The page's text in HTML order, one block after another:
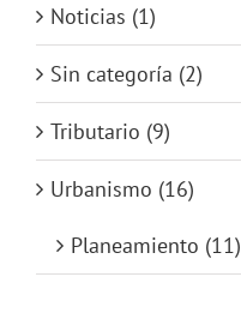
Noticias (1)
Sin categoría (2)
Tributario (9)
Urbanismo (16)
Planeamiento (11)